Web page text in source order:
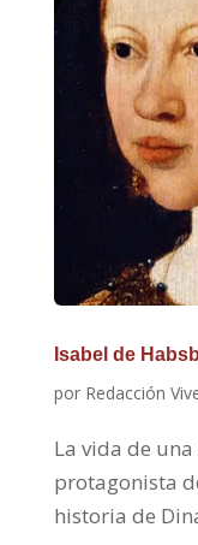
Isabel de
por Redacción
La vida de
protagonista
historia de